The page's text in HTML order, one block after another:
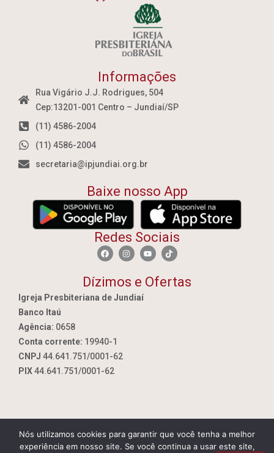
Informações
Rua Vigário J.J. Rodrigues, 504
Cep:13201-001 Centro – Jundiaí/SP
(11) 4586-2004
(11) 4586-2004
secretaria@ipjundiai.org.br
Baixe nosso App
Redes Sociais
Dízimos e Ofertas
Igreja Presbiteriana de Jundiaí
Banco Itaú
Agência: 0658
Conta corrente: 19940-1
CNPJ 44.641.751/0001-62
PIX44.641.751/0001-62
By Jundiai.tec.br
Nós utilizamos cookies para garantir que você tenha a melhor
experiência em nosso site. Se você continua a usar este site,